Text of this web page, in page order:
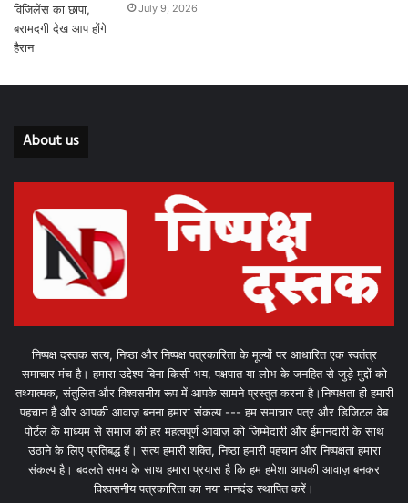
July 9, 2026
About us
निष्पक्ष दस्तक सत्य, निष्ठा और निष्पक्ष पत्रकारिता के मूल्यों पर आधारित एक स्वतंत्र
समाचार मंच है। हमारा उद्देश्य बिना किसी भय, पक्षपात या लोभ के जनहित से जुड़े मुद्दों को
तथ्यात्मक, संतुलित और विश्वसनीय रूप में आपके सामने प्रस्तुत करना है।निष्पक्षता ही हमारी
पहचान है और आपकी आवाज़ बनना हमारा संकल्प --- हम समाचार पत्र और डिजिटल वेब
पोर्टल के माध्यम से समाज की हर महत्वपूर्ण आवाज़ को जिम्मेदारी और ईमानदारी के साथ
उठाने के लिए प्रतिबद्ध हैं। सत्य हमारी शक्ति, निष्ठा हमारी पहचान और निष्पक्षता हमारा
संकल्प है। बदलते समय के साथ हमारा प्रयास है कि हम हमेशा आपकी आवाज़ बनकर
विश्वसनीय पत्रकारिता का नया मानदंड स्थापित करें।